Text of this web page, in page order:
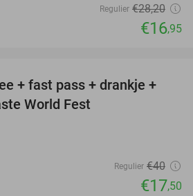
Regulier €28,20
€16,95
56%
+ fast pass + drankje +
World Fest
Regulier €40
€17,50